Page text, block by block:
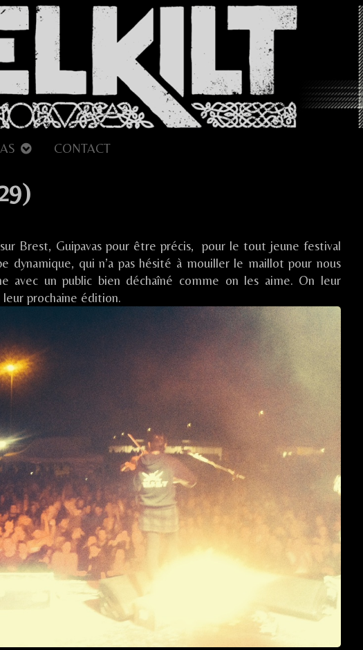
CONTACT
Brest, Guipavas pour être précis, pour le tout jeune festival
dynamique, qui n’a pas hésité à mouiller le maillot pour nous
avec un public bien déchaîné comme on les aime. On leur
prochaine édition.